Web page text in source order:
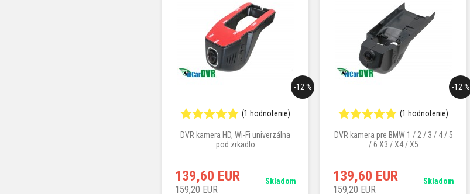
-12 %
(1 hodnotenie)
DVR kamera HD, Wi-Fi univerzálna
pod zrkadlo
139,60 EUR
159,20 EUR
Skladom
-12 %
(1 hodnotenie)
DVR kamera pre BMW 1 / 2 / 3 / 4 / 5
/ 6 X3 / X4 / X5
139,60 EUR
159,20 EUR
Skladom